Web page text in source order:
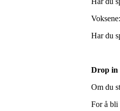
Voksene:
Har du
Drop in
Om du
For å bli